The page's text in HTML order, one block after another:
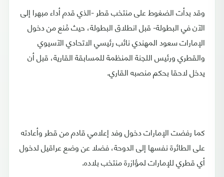
وقد بدأت الضغوط على منتخب قطر -الذي قدم أداء مبهرا إلى
الآن في البطولة- قبل انطلاق البطولة، حيث مُنع من دخول
الإمارات سعود المهندي نائب رئيسي الاتحادي الآسيوي
والقطري ورئيس اللجنة المنظمة للمسابقة القارية، قبل أن
يدخل لاحقا بحكم منصبه القاري.
كما رفضت الإمارات دخول وفد إعلامي قادم من قطر وأعادته
على الطائرة نفسها إلى الدوحة، فضلا عن وضع عراقيل لدخول
أي قطري للإمارات لمؤازرة منتخب بلاده.